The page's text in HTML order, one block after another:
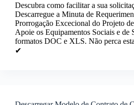
Descubra como facilitar a sua
Descarregue a Minuta de
Prorrogação Excecional do Projeto
Apoie os Equipamentos Sociais e de
formatos DOC e XLS. Não perca
✔